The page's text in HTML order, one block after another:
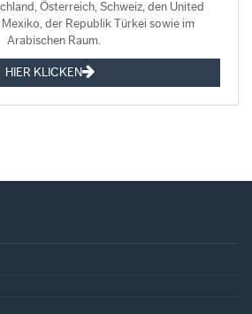
Österreich, Schweiz, den United
Mexiko, der Republik Türkei sowie im
Arabischen Raum.
HIER KLICKEN